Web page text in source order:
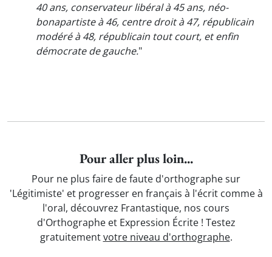
40 ans, conservateur libéral à 45 ans, néo-
bonapartiste à 46, centre droit à 47, républicain
modéré à 48, républicain tout court, et enfin
démocrate de gauche."
Pour aller plus loin...
Pour ne plus faire de faute d'orthographe sur
'Légitimiste' et progresser en français à l'écrit comme à
l'oral, découvrez Frantastique, nos cours
d'Orthographe et Expression Écrite ! Testez
gratuitementvotre niveau d'orthographe.